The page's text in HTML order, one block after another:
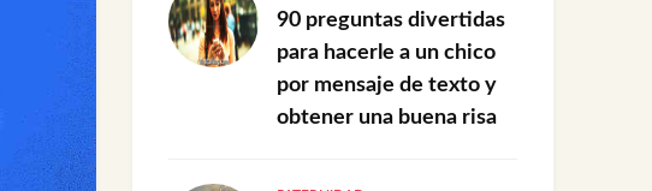
90 preguntas divertidas
para hacerle a un chico
por mensaje de texto y
obtener una buena risa